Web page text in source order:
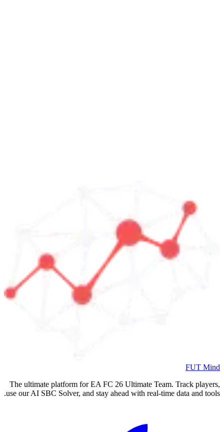
FUT Mind
The ultimate platform for EA FC 26 Ultimate Team. Track players,
use our AI SBC Solver, and stay ahead with real-time data and tools.